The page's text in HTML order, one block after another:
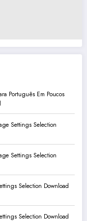
Português Em Poucos
Settings Selection
Settings Selection
Selection Download
Selection Download